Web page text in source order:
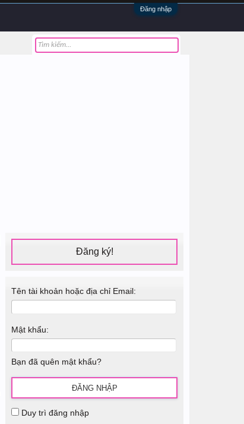
Đăng nhập
Đăng ký!
Tên tài khoản hoặc địa chỉ Email:
Mật khẩu:
Bạn đã quên mật khẩu?
Duy trì đăng nhập